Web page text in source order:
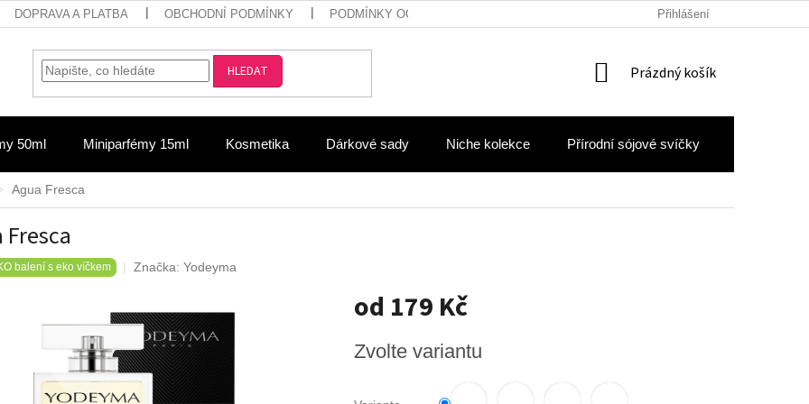
DOPRAVA A PLATBA OBCHODNÍ PODMÍNKY PODMÍNKY OCHRANY OSOBNÍCH ÚDAJŮ Přihlášení
HLEDAT
NÁKUPNÍ
Prázdný košík
50ml Miniparfémy 15ml Kosmetika Dárkové sady Niche kolekce Přírodní sójové svíčky
Agua Fresca
Fresca
balení s eko víčkem Značka: Yodeyma
od 179 Kč
cena:
Zvolte variantu